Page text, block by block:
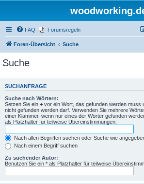
FAQ Forumsregeln
Foren-Übersicht Suche
Suche
SUCHANFRAGE
Suche nach Wörtern:
Setzen Sie ein + vor ein Wort, das gefunden werden muss
nicht gefunden werden darf. Verwenden Sie mehrere
einer Klammer, wenn nur eines der Wörter gefunden
als Platzhalter für teilweise Übereinstimmungen.
Nach allen Begriffen suchen oder Suche wie
Nach einem Begriff suchen
Zu suchender Autor:
Benutzen Sie ein * als Platzhalter für teilweise